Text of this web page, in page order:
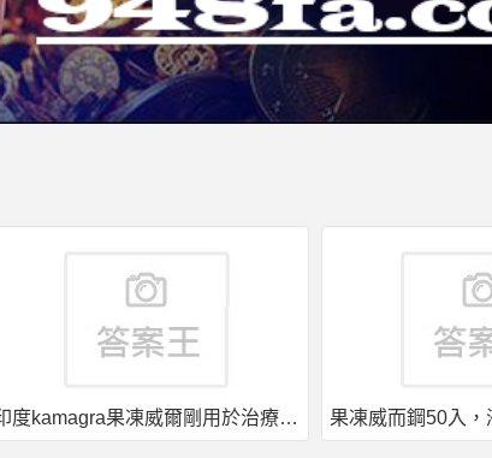
印度kamagra果凍威爾剛用於治療男性勃起功能障礙